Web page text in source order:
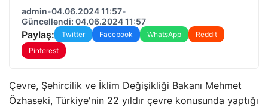
admin•04.06.2024 11:57•
Güncellendi: 04.06.2024 11:57
Paylaş: Twitter Facebook WhatsApp
Reddit
Pinterest
Çevre, Şehircilik ve İklim Değişikliği Bakanı Mehmet
Özhaseki, Türkiye'nin 22 yıldır çevre konusunda yaptığı